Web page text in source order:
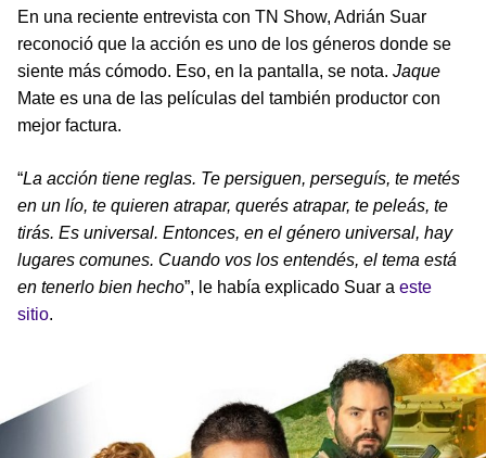
En una reciente entrevista con TN Show, Adrián Suar
reconoció que la acción es uno de los géneros donde se
siente más cómodo. Eso, en la pantalla, se nota. Jaque
Mate es una de las películas del también productor con
mejor factura.
“La acción tiene reglas. Te persiguen, perseguís, te metés
en un lío, te quieren atrapar, querés atrapar, te peleás, te
tirás. Es universal. Entonces, en el género universal, hay
lugares comunes. Cuando vos los entendés, el tema está
en tenerlo bien hecho”, le había explicado Suar a este
sitio.